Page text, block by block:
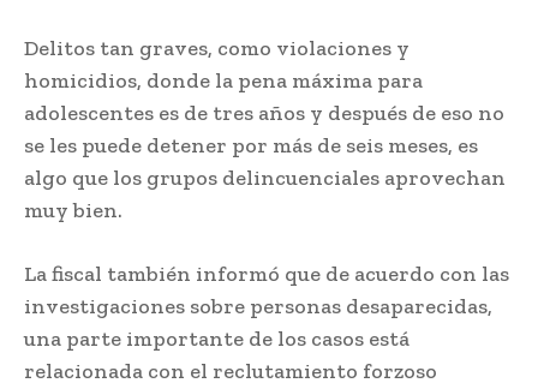
Delitos tan graves, como violaciones y
homicidios, donde la pena máxima para
adolescentes es de tres años y después de eso no
se les puede detener por más de seis meses, es
algo que los grupos delincuenciales aprovechan
muy bien.
La fiscal también informó que de acuerdo con las
investigaciones sobre personas desaparecidas,
una parte importante de los casos está
relacionada con el reclutamiento forzoso